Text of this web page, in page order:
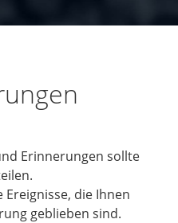
Erinnerungen sollte
die Ihnen
geblieben sind.